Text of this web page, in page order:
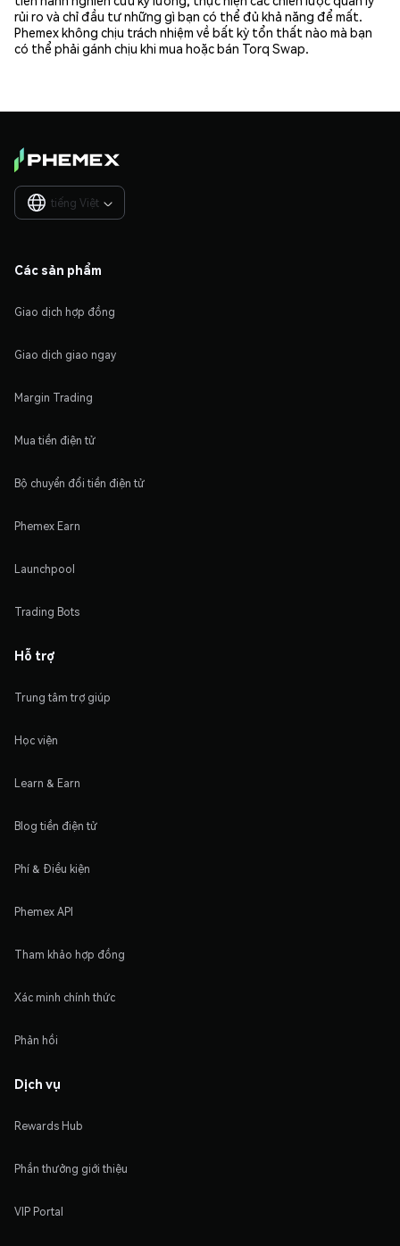
rủi ro và chỉ đầu tư những gì bạn có thể đủ khả năng để mất.
Phemex không chịu trách nhiệm về bất kỳ tổn thất nào mà bạn
có thể phải gánh chịu khi mua hoặc bán Torq Swap.
tiếng Việt 
Các sản phẩm
Giao dịch hợp đồng
Giao dịch giao ngay
Margin Trading
Mua tiền điện tử
Bộ chuyển đổi tiền điện tử
Phemex Earn
Launchpool
Trading Bots
Hỗ trợ
Trung tâm trợ giúp
Học viện
Learn & Earn
Blog tiền điện tử
Phí & Điều kiện
Phemex API
Tham khảo hợp đồng
Xác minh chính thức
Phản hồi
Dịch vụ
Rewards Hub
Phần thưởng giới thiệu
VIP Portal